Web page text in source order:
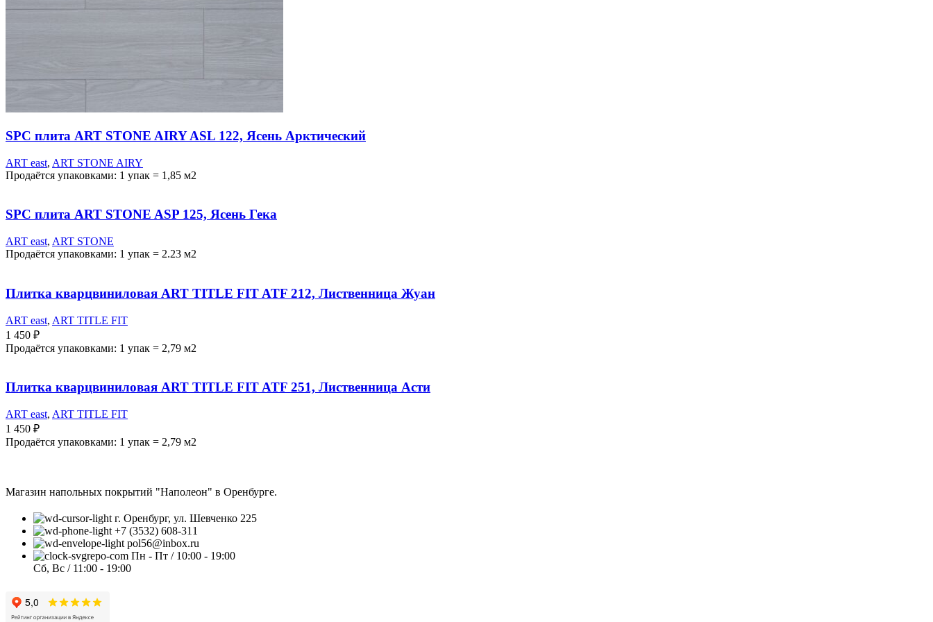
SPC плита ART STONE AIRY ASL 122, Ясень Арктический
ART east, ART STONE AIRY
Продаётся упаковками: 1 упак = 1,85 м2
SPC плита ART STONE ASP 125, Ясень Гека
ART east, ART STONE
Продаётся упаковками: 1 упак = 2.23 м2
Плитка кварцвиниловая ART TITLE FIT ATF 212, Лиственница Жуан
ART east, ART TITLE FIT
1 450 ₽
Продаётся упаковками: 1 упак = 2,79 м2
Плитка кварцвиниловая ART TITLE FIT ATF 251, Лиственница Асти
ART east, ART TITLE FIT
1 450 ₽
Продаётся упаковками: 1 упак = 2,79 м2
Магазин напольных покрытий "Наполеон" в Оренбурге.
г. Оренбург, ул. Шевченко 225
+7 (3532) 608-311
pol56@inbox.ru
Пн - Пт / 10:00 - 19:00
Сб, Вс / 11:00 - 19:00